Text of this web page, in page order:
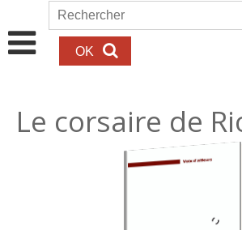
Aller au contenu principal
Formulaire de
Rechercher
Le corsaire de